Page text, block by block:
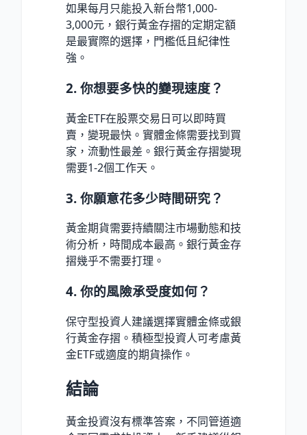
如果每月只能投入新台幣1,000-
3,000元，銀行黃金存摺的定期定額
是最實際的選擇，門檻低且紀律性
強。
2. 你想要多快的變現速度？
黃金ETF在股票交易日可以即時買
賣，變現最快。實體金條需要找到買
家，流動性最差。銀行黃金存摺變現
需要1-2個工作天。
3. 你願意花多少時間研究？
黃金期貨需要持續關注市場動態和技
術分析，時間成本最高。銀行黃金存
摺幾乎不需要打理。
4. 你的風險承受度如何？
保守型投資人建議選擇實體金條或銀
行黃金存摺。積極型投資人可考慮黃
金ETF或適度的期貨操作。
結論
黃金投資沒有標準答案，不同管道適